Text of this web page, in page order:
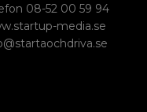
08-52 00 59 94
media.se